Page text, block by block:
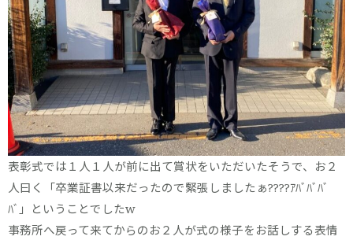
表彰式では１人１人が前に出て賞状をいただいたそうで、お２
人曰く「卒業証書以来だったので緊張しましたぁ????ｱﾊﾞﾊﾞﾊﾞ
ﾊﾞ」ということでしたw
事務所へ戻って来てからのお２人が式の様子をお話しする表情